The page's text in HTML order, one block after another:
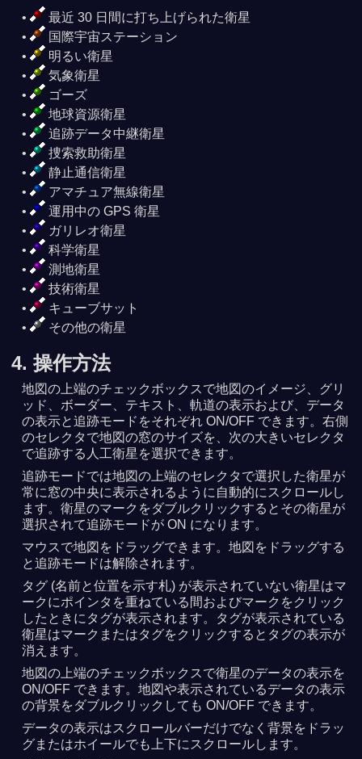
最近 30 日間に打ち上げられた衛星
国際宇宙ステーション
明るい衛星
気象衛星
ゴーズ
地球資源衛星
追跡データ中継衛星
捜索救助衛星
静止通信衛星
アマチュア無線衛星
運用中の GPS 衛星
ガリレオ衛星
科学衛星
測地衛星
技術衛星
キューブサット
その他の衛星
4. 操作方法
地図の上端のチェックボックスで地図のイメージ、グリ
ッド、ボーダー、テキスト、軌道の表示および、データ
の表示と追跡モードをそれぞれ ON/OFF できます。右側
のセレクタで地図の窓のサイズを、次の大きいセレクタ
で追跡する人工衛星を選択できます。
追跡モードでは地図の上端のセレクタで選択した衛星が
常に窓の中央に表示されるように自動的にスクロールし
ます。衛星のマークをダブルクリックするとその衛星が
選択されて追跡モードが ON になります。
マウスで地図をドラッグできます。地図をドラッグする
と追跡モードは解除されます。
タグ (名前と位置を示す札) が表示されていない衛星はマ
ークにポインタを重ねている間およびマークをクリック
したときにタグが表示されます。タグが表示されている
衛星はマークまたはタグをクリックするとタグの表示が
消えます。
地図の上端のチェックボックスで衛星のデータの表示を
ON/OFF できます。地図や表示されているデータの表示
の背景をダブルクリックしても ON/OFF できます。
データの表示はスクロールバーだけでなく背景をドラッ
グまたはホイールでも上下にスクロールします。